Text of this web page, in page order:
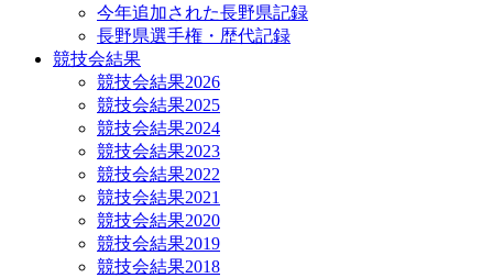
今年追加された長野県記録
長野県選手権・歴代記録
競技会結果
競技会結果2026
競技会結果2025
競技会結果2024
競技会結果2023
競技会結果2022
競技会結果2021
競技会結果2020
競技会結果2019
競技会結果2018